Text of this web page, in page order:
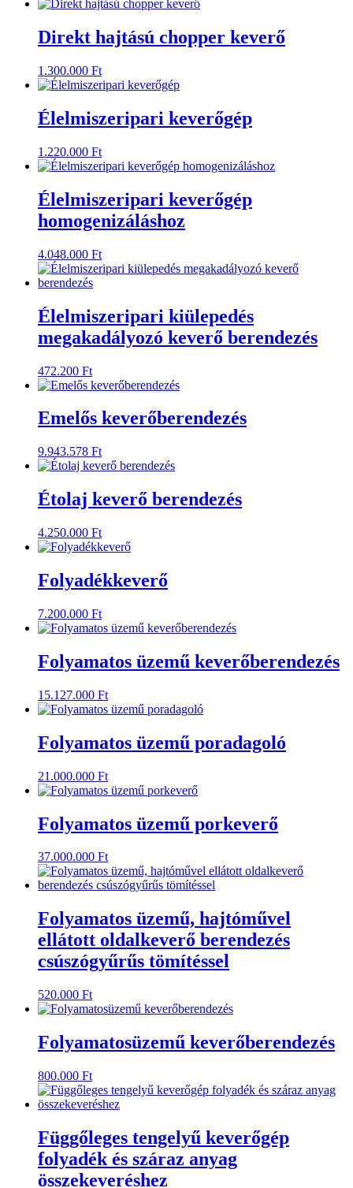
Direkt hajtású chopper keverő
1.300.000 Ft
Élelmiszeripari keverőgép
1.220.000 Ft
Élelmiszeripari keverőgép
homogenizáláshoz
4.048.000 Ft
Élelmiszeripari kiülepedés
megakadályozó keverő berendezés
472.200 Ft
Emelős keverőberendezés
9.943.578 Ft
Étolaj keverő berendezés
4.250.000 Ft
Folyadékkeverő
7.200.000 Ft
Folyamatos üzemű keverőberendezés
15.127.000 Ft
Folyamatos üzemű poradagoló
21.000.000 Ft
Folyamatos üzemű porkeverő
37.000.000 Ft
Folyamatos üzemű, hajtóművel
ellátott oldalkeverő berendezés
csúszógyűrűs tömítéssel
520.000 Ft
Folyamatosüzemű keverőberendezés
800.000 Ft
Függőleges tengelyű keverőgép
folyadék és száraz anyag
összekeveréshez